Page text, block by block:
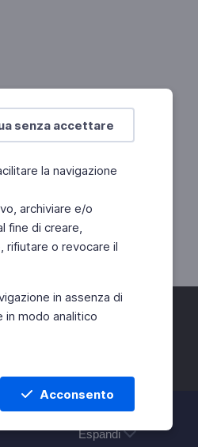
senza accettare
la navigazione
archiviare e/o
fine di creare,
rifiutare o revocare il
in assenza di
in modo analitico
Acconsento